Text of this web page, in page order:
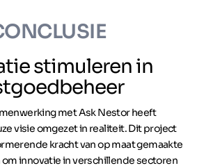
stimuleren in
met Ask Nestor heeft
visie omgezet in realiteit. Dit project
kracht van op maat gemaakte
innovatie in verschillende sectoren